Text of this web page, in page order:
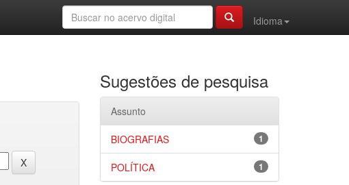
Idioma
Sugestões de pesquisa
Assunto
1
BIOGRAFIAS
1
POLÍTICA